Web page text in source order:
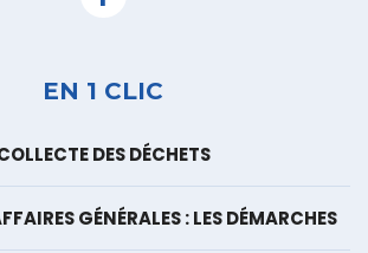
Facebook
EN 1 CLIC
DES DÉCHETS
GÉNÉRALES : LES DÉMARCHES